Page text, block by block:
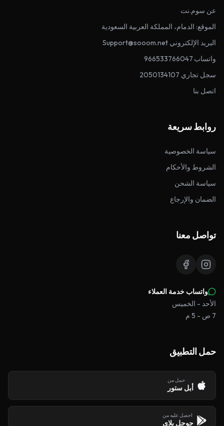
عن سوم.نت
الموقع: الدمام، المملكة العربية السعودية
البريد الإلكتروني Support@sooom.net
واتساب 966533766047
سجل تجاري 2050134107
اتصل بنا
روابط سريعة
سياسة الخصوصية
الشروط والأحكام
سياسة الشحن
الضمان والإرجاع
تواصل معنا
واتساب خدمة العملاء
الأحد - الخميس
7 ص - 5 م
حمل التطبيق
حمل من
أبل ستور
احصل عليه من
جوجل بلاي